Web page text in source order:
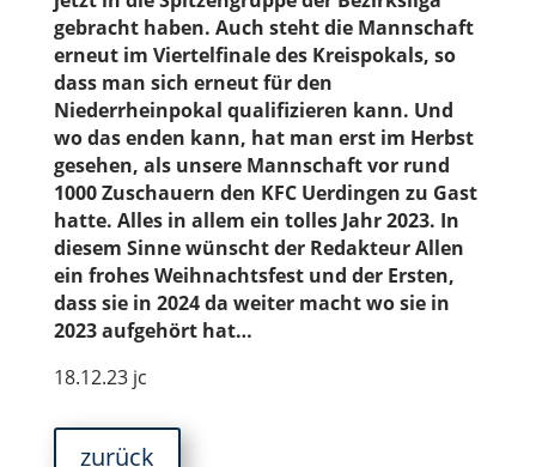
gebracht haben. Auch steht die Mannschaft
erneut im Viertelfinale des Kreispokals, so
dass man sich erneut für den
Niederrheinpokal qualifizieren kann. Und
wo das enden kann, hat man erst im Herbst
gesehen, als unsere Mannschaft vor rund
1000 Zuschauern den KFC Uerdingen zu Gast
hatte. Alles in allem ein tolles Jahr 2023. In
diesem Sinne wünscht der Redakteur Allen
ein frohes Weihnachtsfest und der Ersten,
dass sie in 2024 da weiter macht wo sie in
2023 aufgehört hat…
18.12.23 jc
zurück